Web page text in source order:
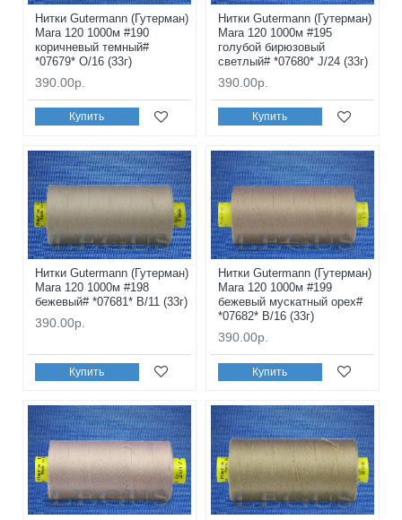
Нитки Gutermann (Гутерман)
Mara 120 1000м #190
коричневый темный#
*07679* O/16 (33г)
390.00р.
Купить
Нитки Gutermann (Гутерман)
Mara 120 1000м #195
голубой бирюзовый
светлый# *07680* J/24 (33г)
390.00р.
Купить
Нитки Gutermann (Гутерман)
Mara 120 1000м #198
бежевый# *07681* B/11 (33г)
390.00р.
Купить
Нитки Gutermann (Гутерман)
Mara 120 1000м #199
бежевый мускатный орех#
*07682* B/16 (33г)
390.00р.
Купить